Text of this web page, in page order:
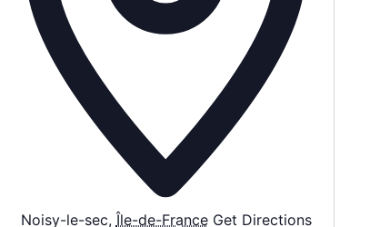
Noisy-le-sec, Île-de-France Get Directions